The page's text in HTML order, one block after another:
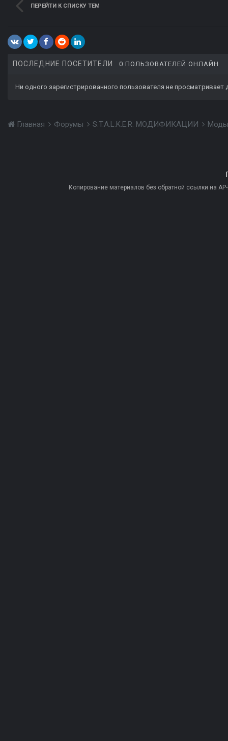
ПЕРЕЙТИ К СПИСКУ ТЕМ
ПОСЛЕДНИЕ ПОСЕТИТЕЛИ 0 ПОЛЬЗОВАТЕЛЕЙ ОНЛАЙН
Ни одного зарегистрированного пользователя не просматривает
Главная Форумы S.T.A.L.K.E.R. МОДИФИКАЦИИ
Копирование материалов без обратной ссылки на